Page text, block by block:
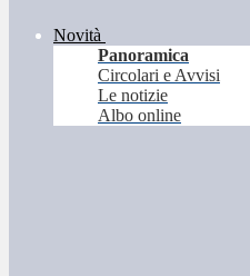
Novità
Panoramica
Circolari e Avvisi
Le notizie
Albo online